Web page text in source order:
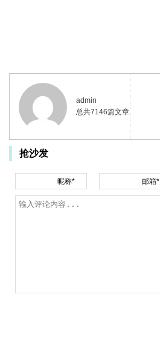
admin
总共7146篇文章
抢沙发
昵称* 邮箱*